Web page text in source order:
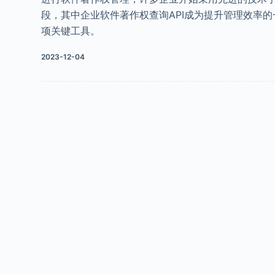
段，其中企业软件著作权查询API成为提升管理效率的
项关键工具。
2023-12-04